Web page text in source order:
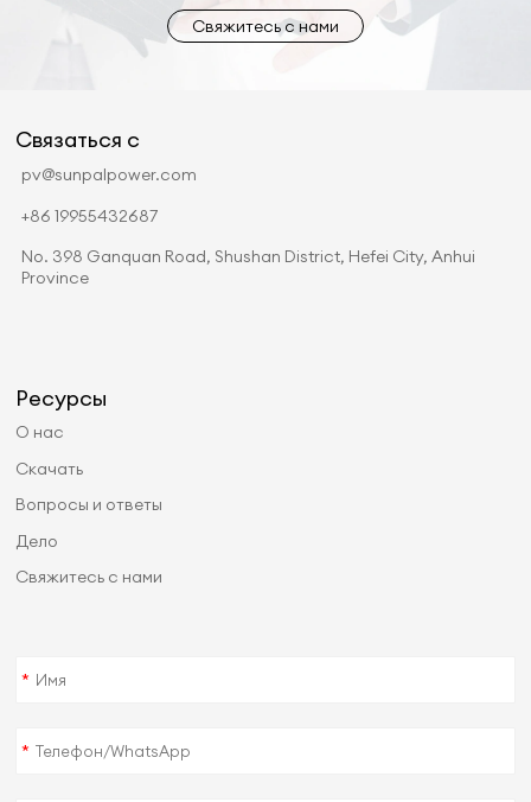
Свяжитесь с нами
Связаться с
pv@sunpalpower.com
+86 19955432687
No. 398 Ganquan Road, Shushan District, Hefei City, Anhui
Province
Ресурсы
О нас
Скачать
Вопросы и ответы
Дело
Свяжитесь с нами
*
*